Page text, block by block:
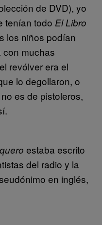
de DVD), yo
tenían todo El Libro
los niños podían
con muchas
el revólver era el
lo degollaron, o
es de pistoleros,
estaba escrito
del radio y la
en inglés,